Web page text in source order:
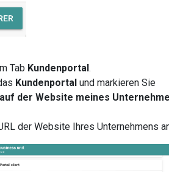
Tab Kundenportal.
Kundenportal und markieren Sie
der Website meines
der Website Ihres Unternehmens